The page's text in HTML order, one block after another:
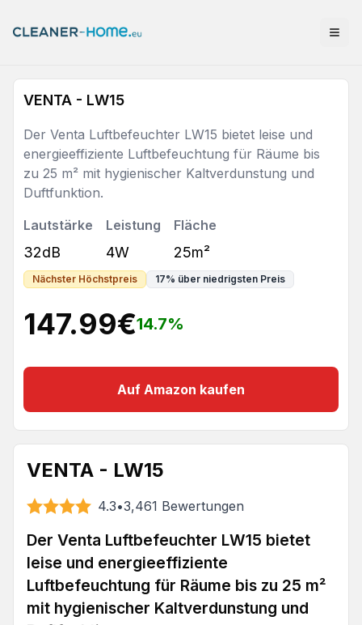
VENTA - LW15
Der Venta Luftbefeuchter LW15 bietet leise und
energieeffiziente Luftbefeuchtung für Räume bis
zu 25 m² mit hygienischer Kaltverdunstung und
Duftfunktion.
Lautstärke
32dB
Leistung
4W
Fläche
25m²
Nächster Höchstpreis 17% über niedrigsten Preis
147.99€14.7%
Auf Amazon kaufen
VENTA - LW15
4.3•3,461 Bewertungen
Der Venta Luftbefeuchter LW15 bietet
leise und energieeffiziente
Luftbefeuchtung für Räume bis zu 25 m²
mit hygienischer Kaltverdunstung und